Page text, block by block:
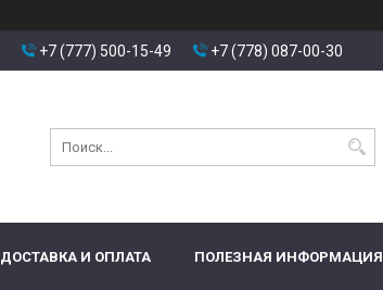
+7 (777) 500-15-49 +7 (778) 087-00-30
ДОСТАВКА И ОПЛАТА ПОЛЕЗНАЯ ИНФОРМАЦИЯ